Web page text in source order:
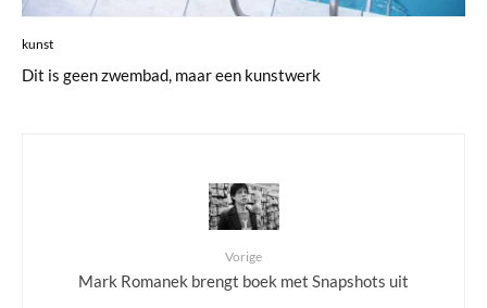
kunst
Dit is geen zwembad, maar een kunstwerk
Vorige
Mark Romanek brengt boek met Snapshots uit